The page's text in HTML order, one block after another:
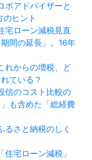
ボアドバイザーと
ヒント
宅ローン減税見直
間の延長」。16年
れからの増税、ど
ている？
信のコスト比較の
も含めた「総経費
るさと納税のしく
住宅ローン減税」